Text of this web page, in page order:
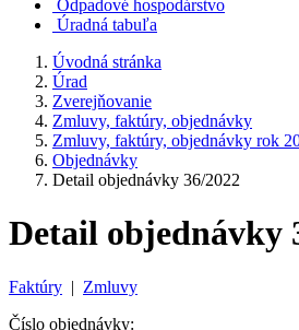
Odpadové hospodárstvo
Úradná tabuľa
Úvodná stránka
Úrad
Zverejňovanie
Zmluvy, faktúry, objednávky
Zmluvy, faktúry, objednávky rok
Objednávky
Detail objednávky 36/2022
Detail objednávky
Faktúry | Zmluvy
Číslo objednávky: